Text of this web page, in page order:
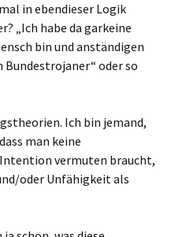
in ebendieser Logik
„Ich habe da garkeine
bin und anständigen
Bundestrojaner“ oder so
Ich bin jemand,
man keine
Intention vermuten braucht,
oder Unfähigkeit als